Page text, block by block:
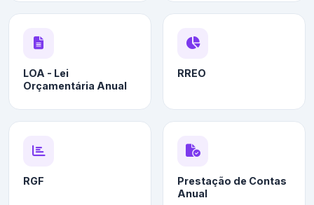
LOA - Lei
Orçamentária Anual
RREO
RGF
Prestação de Contas
Anual